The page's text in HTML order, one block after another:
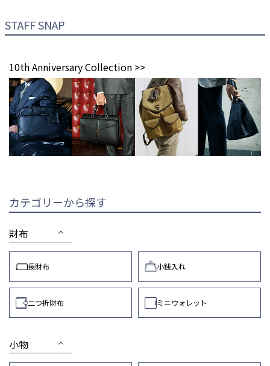
STAFF SNAP
10th Anniversary Collection >>
カテゴリーから探す
財布
長財布 小銭入れ
二つ折財布 ミニウォレット
小物